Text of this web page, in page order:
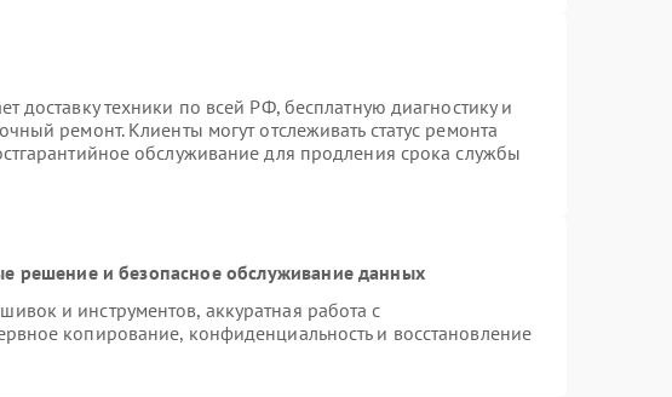
доставку техники по всей РФ, бесплатную диагностику и
ремонт. Клиенты могут отслеживать статус ремонта
обслуживание для продления срока службы
решение и безопасное обслуживание данных
и инструментов, аккуратная работа с
копирование, конфиденциальность и восстановление